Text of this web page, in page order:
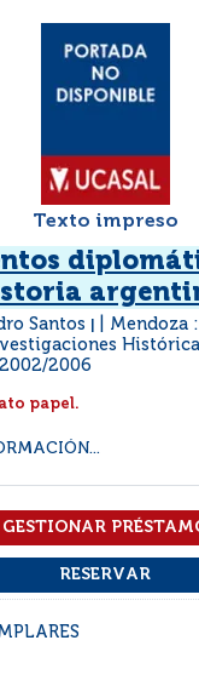
Texto impreso
Santos
Mendoza
2002/2006
papel.